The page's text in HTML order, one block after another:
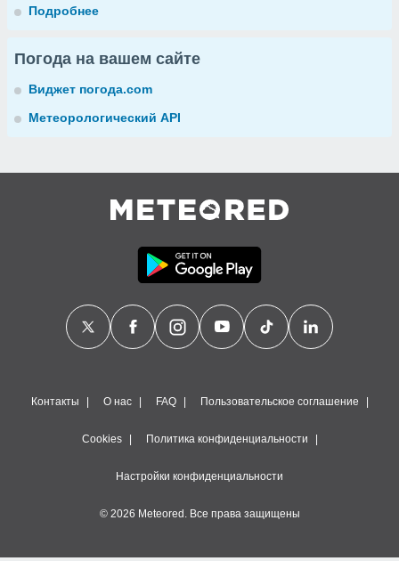
Подробнее
Погода на вашем сайте
Виджет погода.com
Метеорологический API
Контакты О нас FAQ Пользовательское соглашение
Cookies Политика конфиденциальности
Настройки конфиденциальности
© 2026 Meteored. Все права защищены